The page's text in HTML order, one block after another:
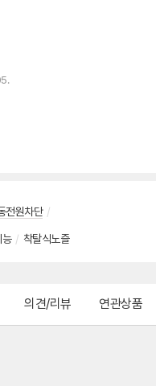
전원차단 /
능 / 착탈식노즐
의견/리뷰 연관상품